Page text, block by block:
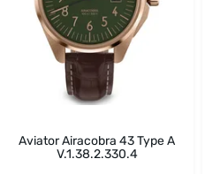
Aviator Airacobra 43 Type A
V.1.38.2.330.4